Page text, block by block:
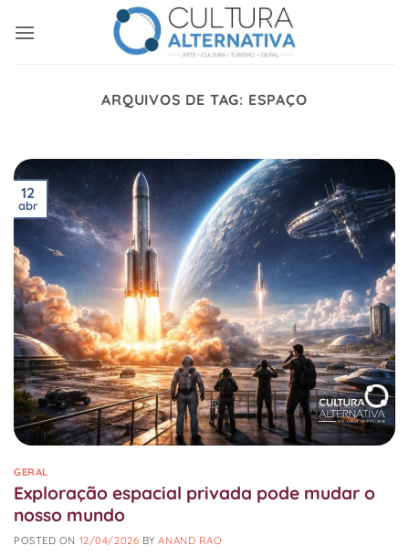
ARQUIVOS DE TAG: ESPAÇO
12
abr
GERAL
Exploração espacial privada pode mudar o
nosso mundo
POSTED ON 12/04/2026 BYANAND RAO